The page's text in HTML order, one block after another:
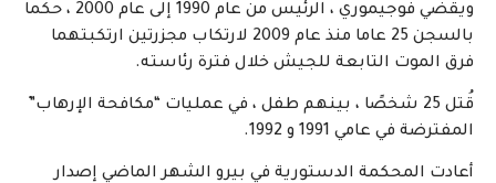
ويقضي فوجيموري ، الرئيس من عام 1990 إلى عام 2000 ، حكما
بالسجن 25 عاما منذ عام 2009 لارتكاب مجزرتين ارتكبتهما
فرق الموت التابعة للجيش خلال فترة رئاسته.
قُتل 25 شخصًا ، بينهم طفل ، في عمليات “مكافحة الإرهاب”
المفترضة في عامي 1991 و 1992.
أعادت المحكمة الدستورية في بيرو الشهر الماضي إصدار